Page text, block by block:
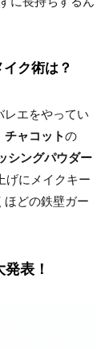
ク術は？
レエをやってい
チャコットの
シングパウダー
げにメイクキー
ほどの鉄壁ガー
表！